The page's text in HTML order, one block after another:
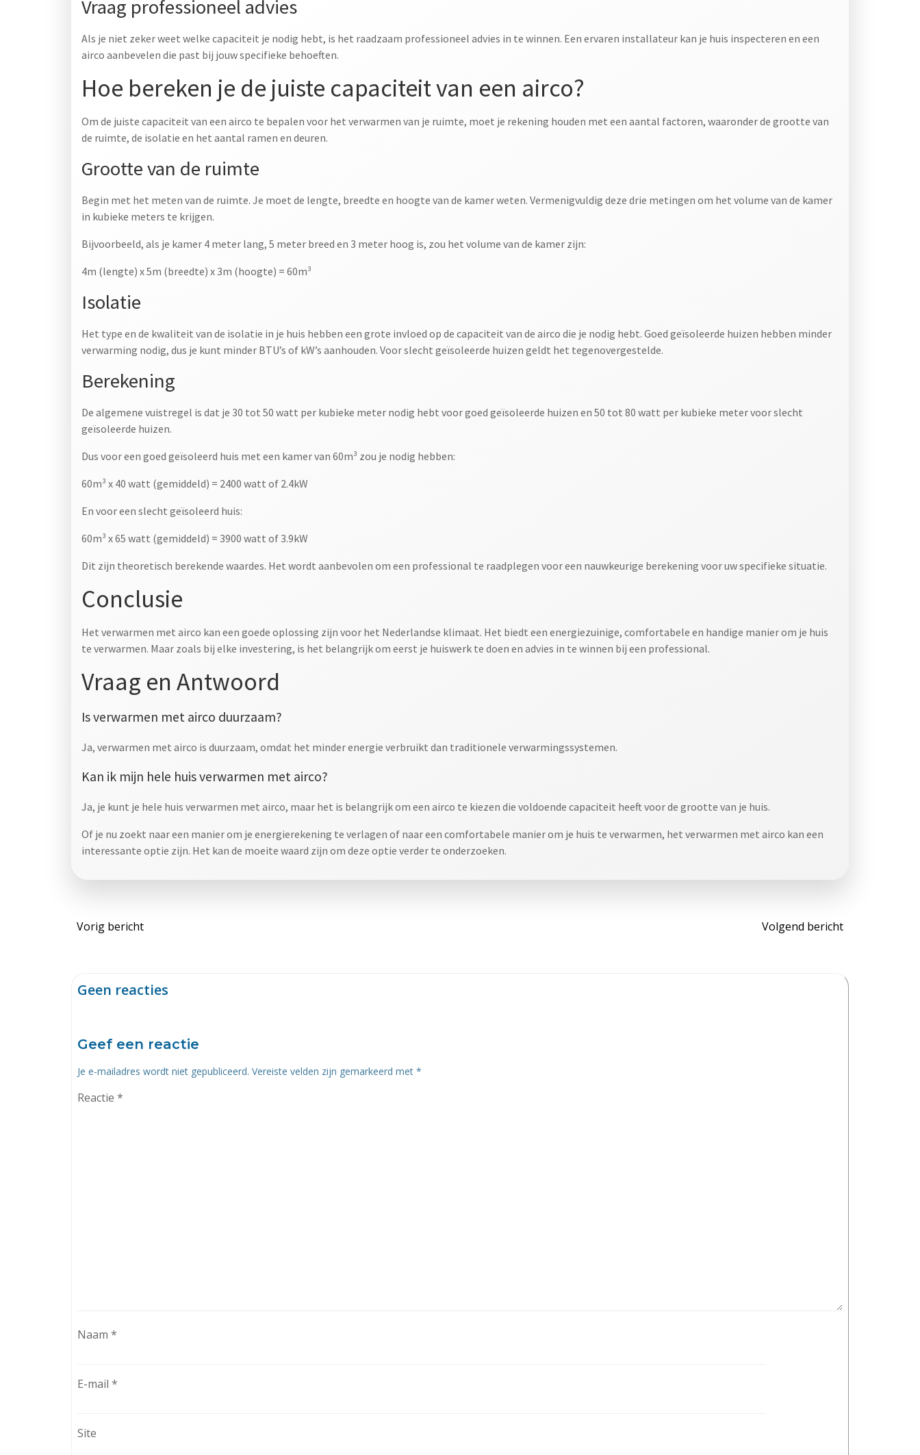
Vraag professioneel advies
Als je niet zeker weet welke capaciteit je nodig hebt, is het raadzaam professioneel advies in te winnen. Een ervaren installateur kan je huis inspecteren en een
airco aanbevelen die past bij jouw specifieke behoeften.
Hoe bereken je de juiste capaciteit van een airco?
Om de juiste capaciteit van een airco te bepalen voor het verwarmen van je ruimte, moet je rekening houden met een aantal factoren, waaronder de grootte van
de ruimte, de isolatie en het aantal ramen en deuren.
Grootte van de ruimte
Begin met het meten van de ruimte. Je moet de lengte, breedte en hoogte van de kamer weten. Vermenigvuldig deze drie metingen om het volume van de kamer
in kubieke meters te krijgen.
Bijvoorbeeld, als je kamer 4 meter lang, 5 meter breed en 3 meter hoog is, zou het volume van de kamer zijn:
4m (lengte) x 5m (breedte) x 3m (hoogte) = 60m³
Isolatie
Het type en de kwaliteit van de isolatie in je huis hebben een grote invloed op de capaciteit van de airco die je nodig hebt. Goed geïsoleerde huizen hebben minder
verwarming nodig, dus je kunt minder BTU’s of kW’s aanhouden. Voor slecht geïsoleerde huizen geldt het tegenovergestelde.
Berekening
De algemene vuistregel is dat je 30 tot 50 watt per kubieke meter nodig hebt voor goed geïsoleerde huizen en 50 tot 80 watt per kubieke meter voor slecht
geïsoleerde huizen.
Dus voor een goed geïsoleerd huis met een kamer van 60m³ zou je nodig hebben:
60m³ x 40 watt (gemiddeld) = 2400 watt of 2.4kW
En voor een slecht geïsoleerd huis:
60m³ x 65 watt (gemiddeld) = 3900 watt of 3.9kW
Dit zijn theoretisch berekende waardes. Het wordt aanbevolen om een professional te raadplegen voor een nauwkeurige berekening voor uw specifieke situatie.
Conclusie
Het verwarmen met airco kan een goede oplossing zijn voor het Nederlandse klimaat. Het biedt een energiezuinige, comfortabele en handige manier om je huis
te verwarmen. Maar zoals bij elke investering, is het belangrijk om eerst je huiswerk te doen en advies in te winnen bij een professional.
Vraag en Antwoord
Is verwarmen met airco duurzaam?
Ja, verwarmen met airco is duurzaam, omdat het minder energie verbruikt dan traditionele verwarmingssystemen.
Kan ik mijn hele huis verwarmen met airco?
Ja, je kunt je hele huis verwarmen met airco, maar het is belangrijk om een airco te kiezen die voldoende capaciteit heeft voor de grootte van je huis.
Of je nu zoekt naar een manier om je energierekening te verlagen of naar een comfortabele manier om je huis te verwarmen, het verwarmen met airco kan een
interessante optie zijn. Het kan de moeite waard zijn om deze optie verder te onderzoeken.
Bericht
Vorig bericht
Bericht
Volgend bericht
Geen reacties
Geef een reactie
Je e-mailadres wordt niet gepubliceerd. Vereiste velden zijn gemarkeerd met *
Reactie *
Naam *
E-mail *
Site